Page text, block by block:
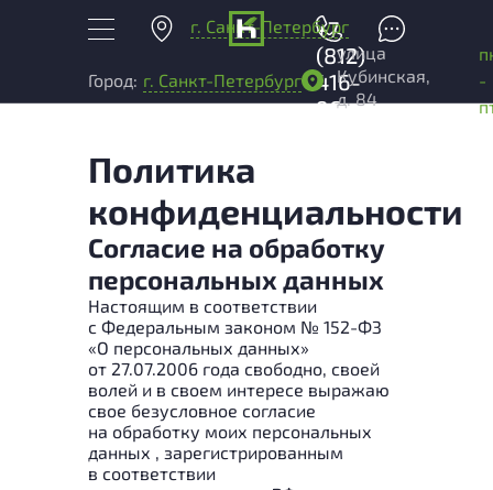
г. Санкт-Петербург
+7
(812)
416-
96-
Город: г. Санкт-Петербург
улица
Кубинская,
д. 84
-
Политика
конфиденциальности
Согласие на обработку
персональных данных
Настоящим в соответствии
с Федеральным законом № 152-ФЗ
«О персональных данных»
от 27.07.2006 года свободно, своей
волей и в своем интересе выражаю
свое безусловное согласие
на обработку моих персональных
данных , зарегистрированным
в соответствии